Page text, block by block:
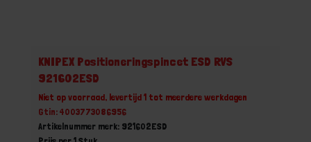
KNIPEX Positioneringspincet ESD RVS
921602ESD
Niet op voorraad, levertijd 1 tot meerdere werkdagen
Gtin: 4003773086956
Artikelnummer merk: 921602ESD